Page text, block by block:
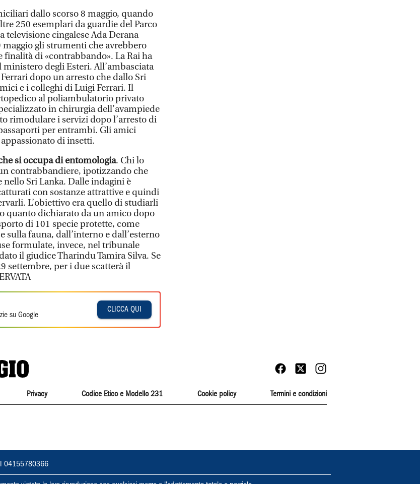
dallo scorso 8 maggio, quando
250 esemplari da guardie del Parco
televisione cingalese Ada Derana
gli strumenti che avrebbero
di «contrabbando». La Rai ha
degli Esteri. All’ambasciata
dopo un arresto che dallo Sri
e i colleghi di Luigi Ferrari. Il
al poliambulatorio privato
in chirurgia dell’avampiede
rimodulare i servizi dopo l’arresto di
per entrambi. Gli amici
di insetti.
si occupa di entomologia. Chi lo
contrabbandiere, ipotizzando che
Sri Lanka. Dalle indagini è
con sostanze attrattive e quindi
L’obiettivo era quello di studiarli
quanto dichiarato da un amico dopo
di 101 specie protette, come
sulla fauna, dall’interno e dall’esterno
formulate, invece, nel tribunale
il giudice Tharindu Tamira Silva. Se
settembre, per i due scatterà il
su Google
CLICCA QUI
Privacy Codice Etico e Modello 231 Cookie policy Termini e condizioni
04155780366